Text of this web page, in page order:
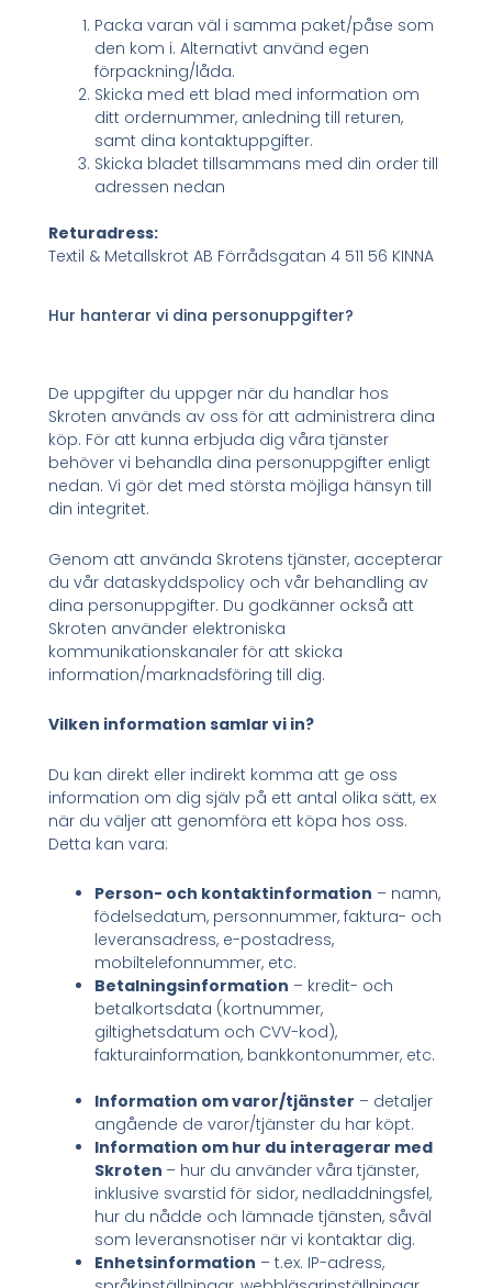
Packa varan väl i samma paket/påse som
den kom i. Alternativt använd egen
förpackning/låda.
Skicka med ett blad med information om
ditt ordernummer, anledning till returen,
samt dina kontaktuppgifter.
Skicka bladet tillsammans med din order till
adressen nedan
Returadress:
Textil & Metallskrot AB Förrådsgatan 4 511 56 KINNA
Hur hanterar vi dina personuppgifter?
De uppgifter du uppger när du handlar hos
Skroten används av oss för att administrera dina
köp. För att kunna erbjuda dig våra tjänster
behöver vi behandla dina personuppgifter enligt
nedan. Vi gör det med största möjliga hänsyn till
din integritet.
Genom att använda Skrotens tjänster, accepterar
du vår dataskyddspolicy och vår behandling av
dina personuppgifter. Du godkänner också att
Skroten använder elektroniska
kommunikationskanaler för att skicka
information/marknadsföring till dig.
Vilken information samlar vi in?
Du kan direkt eller indirekt komma att ge oss
information om dig själv på ett antal olika sätt, ex
när du väljer att genomföra ett köpa hos oss.
Detta kan vara:
Person- och kontaktinformation – namn,
födelsedatum, personnummer, faktura- och
leveransadress, e-postadress,
mobiltelefonnummer, etc.
Betalningsinformation – kredit- och
betalkortsdata (kortnummer,
giltighetsdatum och CVV-kod),
fakturainformation, bankkontonummer, etc.
Information om varor/tjänster – detaljer
angående de varor/tjänster du har köpt.
Information om hur du interagerar med
Skroten – hur du använder våra tjänster,
inklusive svarstid för sidor, nedladdningsfel,
hur du nådde och lämnade tjänsten, såväl
som leveransnotiser när vi kontaktar dig.
Enhetsinformation – t.ex. IP-adress,